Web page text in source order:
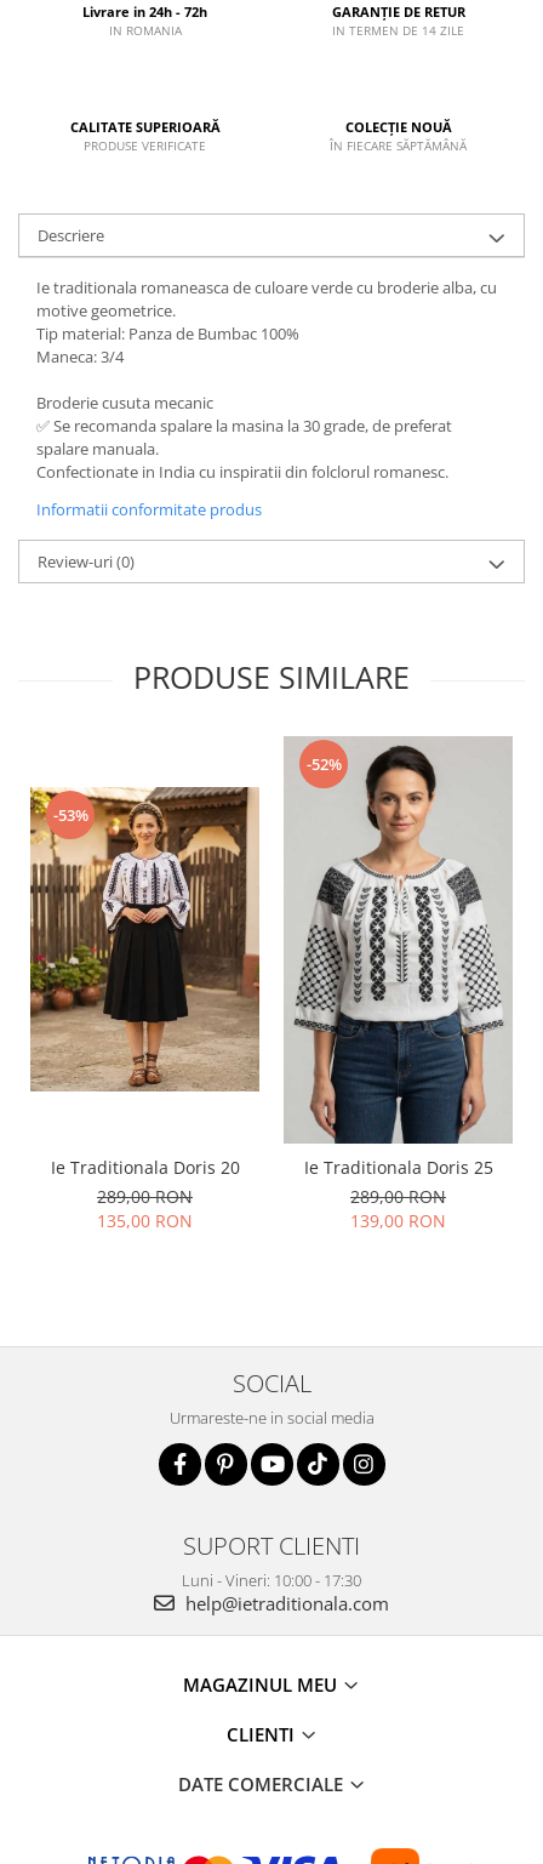
Livrare in 24h - 72h
IN ROMANIA
GARANȚIE DE RETUR
IN TERMEN DE 14 ZILE
CALITATE SUPERIOARĂ
PRODUSE VERIFICATE
COLECȚIE NOUĂ
ÎN FIECARE SĂPTĂMÂNĂ
Descriere
Ie traditionala romaneasca de culoare verde cu broderie alba, cu
motive geometrice.
Tip material: Panza de Bumbac 100%
Maneca: 3/4
Broderie cusuta mecanic
✅ Se recomanda spalare la masina la 30 grade, de preferat
spalare manuala.
Confectionate in India cu inspiratii din folclorul romanesc.
Informatii conformitate produs
Review-uri(0)
PRODUSE SIMILARE
-53%
Ie Traditionala Doris 20
289,00 RON
135,00 RON
-52%
Ie Traditionala Doris 25
289,00 RON
139,00 RON
SOCIAL
Urmareste-ne in social media
SUPORT CLIENTI
Luni - Vineri: 10:00 - 17:30
help@ietraditionala.com
MAGAZINUL MEU
CLIENTI
DATE COMERCIALE